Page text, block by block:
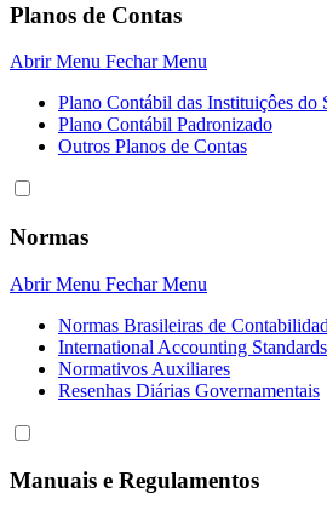
Planos de Contas
Abrir Menu Fechar Menu
Plano Contábil das Instituiçôes do
Plano Contábil Padronizado
Outros Planos de Contas
Normas
Abrir Menu Fechar Menu
Normas Brasileiras de
International Accounting Standards
Normativos Auxiliares
Resenhas Diárias Governamentais
Manuais e Regulamentos